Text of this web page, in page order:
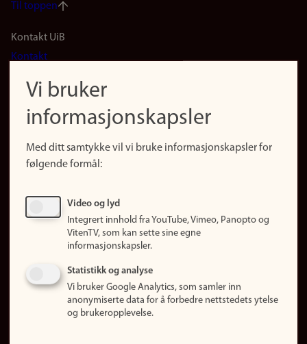
Til toppen
Footer
(no)
Kontakt UiB
Kontakt
Finn forsker
Presse
Finn studier
Ledige stillinger
Om nettstedet
Informasjonskapsler
Vi bruker
informasjonskapsler
Med ditt samtykke vil vi bruke informasjonskapsler for
følgende formål:
Video og lyd
Integrert innhold fra YouTube, Vimeo, Panopto og
VitenTV, som kan sette sine egne
informasjonskapsler.
Statistikk og analyse
Vi bruker Google Analytics, som samler inn
anonymiserte data for å forbedre nettstedets ytelse
og brukeropplevelse.